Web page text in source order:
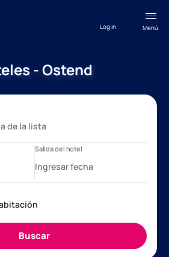
Menú
Log in
- Ostend